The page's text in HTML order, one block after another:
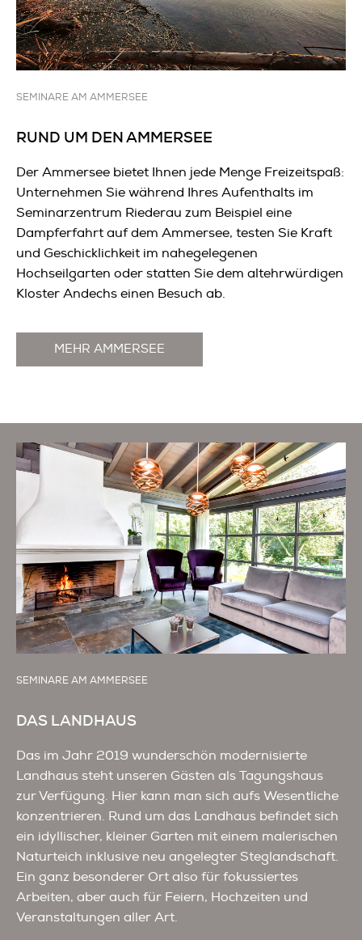
SEMINARE AM AMMERSEE
RUND UM DEN AMMERSEE
Der Ammersee bietet Ihnen jede Menge Freizeitspaß:
Unternehmen Sie während Ihres Aufenthalts im
Seminarzentrum Riederau zum Beispiel eine
Dampferfahrt auf dem Ammersee, testen Sie Kraft
und Geschicklichkeit im nahegelegenen
Hochseilgarten oder statten Sie dem altehrwürdigen
Kloster Andechs einen Besuch ab.
MEHR AMMERSEE
SEMINARE AM AMMERSEE
DAS LANDHAUS
Das im Jahr 2019 wunderschön modernisierte
Landhaus steht unseren Gästen als Tagungshaus
zur Verfügung. Hier kann man sich aufs Wesentliche
konzentrieren. Rund um das Landhaus befindet sich
ein idyllischer, kleiner Garten mit einem malerischen
Naturteich inklusive neu angelegter Steglandschaft.
Ein ganz besonderer Ort also für fokussiertes
Arbeiten, aber auch für Feiern, Hochzeiten und
Veranstaltungen aller Art.